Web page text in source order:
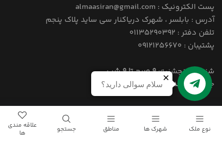
پست الکترونیک : almaasiran@gmail.com
آدرس : بابلسر ، شهرک دریاکنار سی ساید پلاک پنجم
تلفن دفتر : 01135290392
پشتیبان : 09121256670
شنبه تا پنجشنبه:9 صبح تا 9 شب
جمعه:4 بعد از ظهر تا 9 شب
Powered By Group
نوع ملک شهرک ها مناطق جستجو
علاقه مندی
ها
سلام سوالی دارید؟